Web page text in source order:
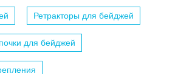
Ретракторы для бейджей
для бейджей